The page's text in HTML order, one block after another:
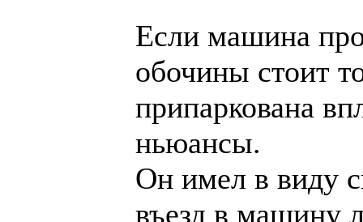
Если машина
обочины стоит
припаркована
ньюансы.
Он имел в виду
въезд в машину